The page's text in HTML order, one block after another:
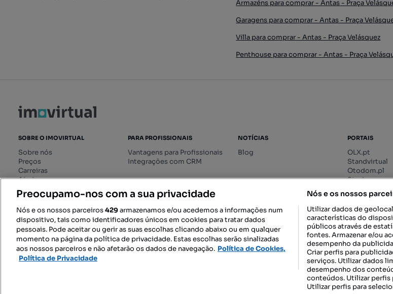
Armazéns para comprar - Antas - Praça
Garagens para comprar - Antas - Praça
Villa para comprar - Antas - Praça Velásquez
Penthouse para comprar - Antas - Praça
SOBRE O IMOVIRTUAL
Sobre nós
Preços
Carreiras
Ajuda
Livro de Reclamações online
Regulamento dos Serviços
Digitais
PARA PROFISSIONAIS
Vantagens para Profissionais
Integrações com CRM
NOTÍCIAS
Blog
PORTAIS
OLX.pt
Standvirtual
Otodom.pl
Storia.ro
SIGA-NOS: DESCARREGAR NA:
TERMOS DE UTILIZAÇÃO POLÍTICA DE
Preocupamo-nos com a sua privacidade
Nós e os nossos parceiros429armazenamos e/ou acedemos a informações num
dispositivo, tais como identificadores únicos em cookies para tratar dados
pessoais. Pode aceitar ou gerir as suas escolhas clicando abaixo ou em qualquer
momento na página da política de privacidade. Estas escolhas serão sinalizadas
aos nossos parceiros e não afetarão os dados de navegação. Política de Cookies,
Política de Privacidade
Nós e os nossos
Utilizar dados de
características do
públicos através de
fontes. Armazenar e/ou
desempenho da
Criar perfis para
serviços. Utilizar dados
desempenho dos
conteúdos. Utilizar perfis
Utilizar perfis para